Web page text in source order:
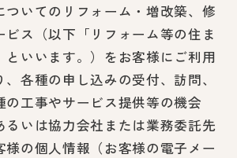
ついてのリフォーム・増改築、修
ス（以下「リフォーム等の住ま
といいます。）をお客様にご利用
各種の申し込みの受付、訪問、
の工事やサービス提供等の機会
るいは協力会社または業務委託先
様の個人情報（お客様の電子メー